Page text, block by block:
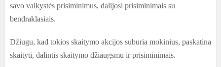
savo vaikystės prisiminimus, dalijosi prisiminimais su
bendraklasiais.
Džiugu, kad tokios skaitymo akcijos suburia mokinius, paskatina
skaityti, dalintis skaitymo džiaugsmu ir prisiminimais.